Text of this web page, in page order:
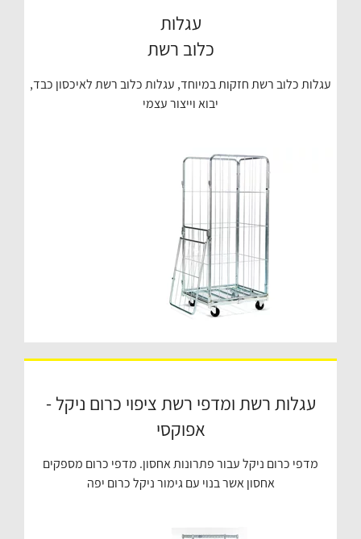
עגלות
כלוב רשת
עגלות כלוב רשת חזקות במיוחד, עגלות כלוב רשת לאיכסון כבד,
יבוא וייצור עצמי
עגלות רשת ומדפי רשת ציפוי כרום ניקל -
אפוקסי
מדפי כרום ניקל עבור פתרונות אחסון. מדפי כרום מספקים
אחסון אשר בנוי עם גימור ניקל כרום יפה